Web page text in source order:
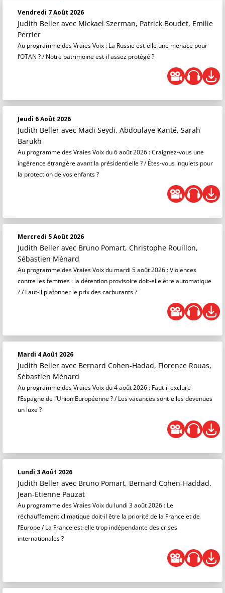
Vendredi 7 Août 2026
Judith Beller avec Mickael Szerman, Patrick Boudet, Emilie
Perrier
Au programme des Vraies Voix : La Russie est-elle une menace pour
l’OTAN ? / Notre patrimoine est-il assez protégé ?
Jeudi 6 Août 2026
Judith Beller avec Madi Seydi, Abdoulaye Kanté, Sarah
Barukh
Au programme des Vraies Voix du 6 août 2026 : Craignez-vous une
ingérence étrangère avant la présidentielle ? / Êtes-vous inquiets pour
la protection de vos enfants ?
Mercredi 5 Août 2026
Judith Beller avec Bruno Pomart, Christophe Rouillon,
Sébastien Ménard
Au programme des Vraies Voix du mardi 5 août 2026 : Violences
contre les femmes : la détention provisoire doit-elle être automatique
? / Faut-il plafonner le prix des carburants ?
Mardi 4 Août 2026
Judith Beller avec Bernard Cohen-Hadad, Florence Rouas,
Sébastien Ménard
Au programme des Vraies Voix du 4 août 2026 : Faut-il exclure
l’Espagne de l’Union Européenne ? / Les vacances sont-elles devenues
un luxe ?
Lundi 3 Août 2026
Judith Beller avec Bruno Pomart, Bernard Cohen-Haddad,
Jean-Etienne Pauzat
Au programme des Vraies Voix du lundi 3 août 2026 : Le
réchauffement climatique doit-il être la priorité de la France et de
l’Europe / La France est-elle trop indépendante des crises
internationales ?